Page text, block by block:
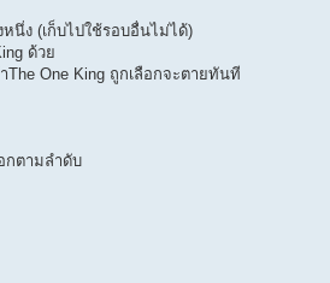
นึ่ง (เก็บไปใช้รอบอื่นไม่ได้)
ด้วย
One King ถูกเลือกจะตายทันที
กตามลำดับ